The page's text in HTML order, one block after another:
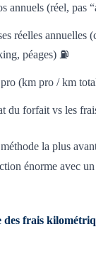
annuels (réel, pas
réelles annuelles
péages) ⛽
(km pro / km
du forfait vs les
la plus
énorme avec
frais